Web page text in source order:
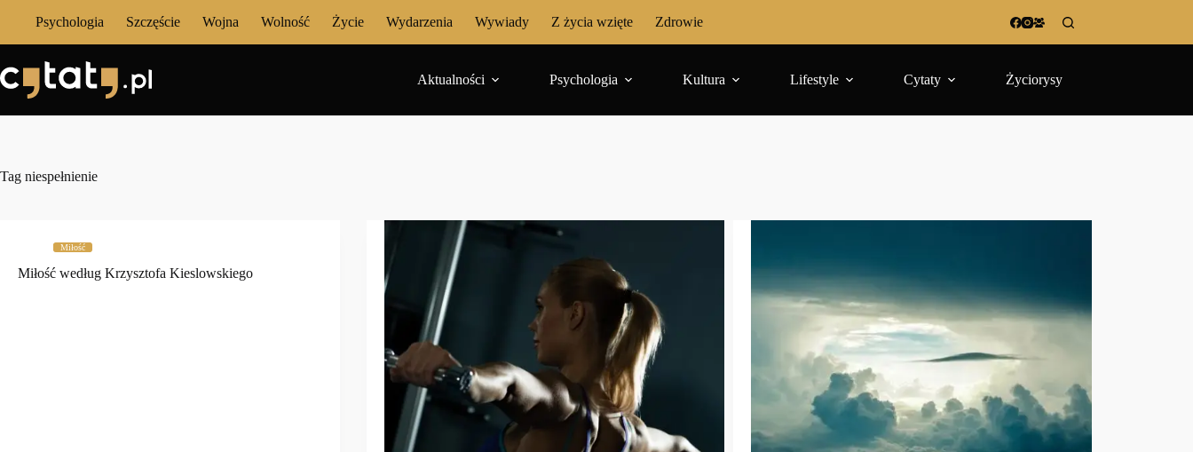
Psychologia Szczęście Wojna Wolność Życie Wydarzenia Wywiady Z życia wzięte Zdrowie
Aktualności Psychologia Kultura Lifestyle Cytaty Życiorysy
Tag niespełnienie
Miłość
Miłość według Krzysztofa Kieslowskiego